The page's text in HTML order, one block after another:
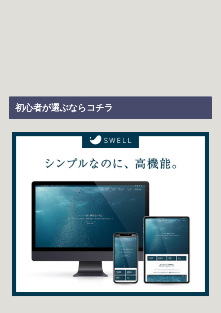
初心者が選ぶならコチラ